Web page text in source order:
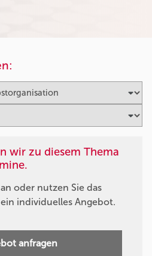
wir zu diesem Thema
oder nutzen Sie das
individuelles Angebot.
anfragen